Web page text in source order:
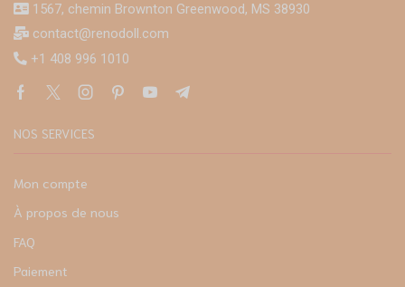
1567, chemin Brownton Greenwood, MS 38930
contact@renodoll.com
+1 408 996 1010
NOS SERVICES
Mon compte
À propos de nous
FAQ
Paiement